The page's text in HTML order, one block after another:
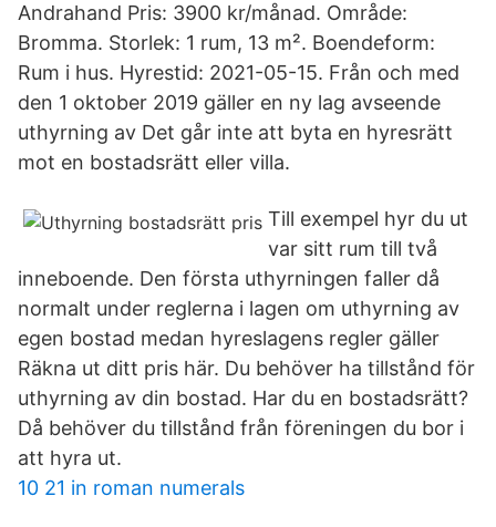
Andrahand Pris: 3900 kr/månad. Område:
Bromma. Storlek: 1 rum, 13 m². Boendeform:
Rum i hus. Hyrestid: 2021-05-15. Från och med
den 1 oktober 2019 gäller en ny lag avseende
uthyrning av Det går inte att byta en hyresrätt
mot en bostadsrätt eller villa.
Till exempel hyr du ut
var sitt rum till två
inneboende. Den första uthyrningen faller då
normalt under reglerna i lagen om uthyrning av
egen bostad medan hyreslagens regler gäller
Räkna ut ditt pris här. Du behöver ha tillstånd för
uthyrning av din bostad. Har du en bostadsrätt?
Då behöver du tillstånd från föreningen du bor i
att hyra ut.
10 21 in roman numerals